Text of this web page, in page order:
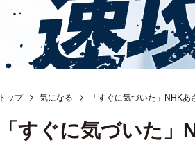
トップ 気になる 「すぐに気づいた」NHK
「すぐに気づいた